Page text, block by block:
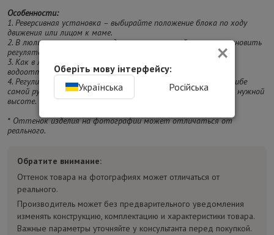
Особенности:
1. Реверсивная установка – выбирайте положение блока по ходу
движения или лицом к маме.
2. В люльке регулируется подголовник, который можно установить
регулятором в любое удобное положение для малыша.
3. Как в люльке, так и в прогулочном блоке – вся ткань
водоотталкивающая.
4. Регулировка ручки для мамы осуществляется сбоку на изгибе
самой ручки с обеих сторон, по принципу "нажал-опустил" на нужной
высоте.
* Оттенок изделия на фотографии может отличаться от
реального.
Обратите внимание:
Оттенок товара на фотографиях может отличаться от
реального.
Производитель может без предварительного уведомления
изменять конструкцию, комплектацию и характеристики товара.
Важные параметры уточняйте у консультанта перед покупкой.
×
Оберіть мову інтерфейсу:
Українська
Російська